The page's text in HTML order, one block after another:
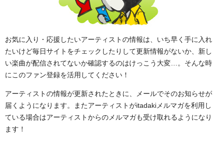
お気に入り・応援したいアーティストの情報は、いち早く手に入れ
たいけど毎日サイトをチェックしたりして更新情報がないか、新し
い楽曲が配信されてないか確認するのはけっこう大変…。そんな時
にこのファン登録を活用してください！
アーティストの情報が更新されたときに、メールでそのお知らせが
届くようになります。またアーティストがitadakiメルマガを利用し
ている場合はアーティストからのメルマガも受け取れるようになり
ます！